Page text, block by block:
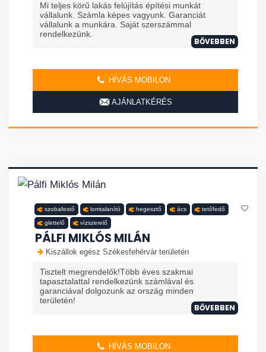
Mi teljes körű lakás felújítás építési munkát
vállalunk. Számla képes vagyunk. Garanciát
vállalunk a munkára. Saját szerszámmal
rendelkezünk.
BŐVEBBEN
HÍVÁS MOBILON
AJÁNLATKÉRÉS
szobafestő lomtalanító hegesztő ács tetőfedő
glettelő vízszerelő
PÁLFI MIKLÓS MILÁN
Kiszállok egész Székesfehérvár területén
Tisztelt megrendelők!Több éves szakmai
tapasztalattal rendelkezünk számlával és
garanciával dolgozunk az ország minden
területén!
BŐVEBBEN
HÍVÁS MOBILON